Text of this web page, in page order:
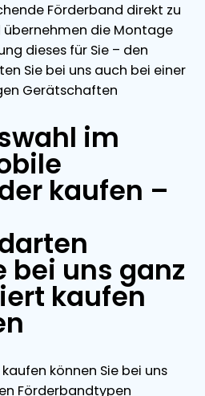
Förderband direkt zu
übernehmen die Montage
dieses für Sie – den
Sie bei uns auch bei einer
Gerätschaften
im
kaufen –
bei uns ganz
kaufen
können Sie bei uns
Förderbandtypen